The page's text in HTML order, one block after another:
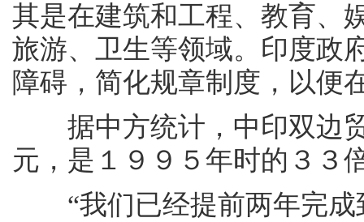
其是在建筑和工程、教育、
旅游、卫生等领域。印度政
障碍，简化规章制度，以便
据中方统计，中印双边贸
元，是１９９５年时的３３
“我们已经提前两年完成